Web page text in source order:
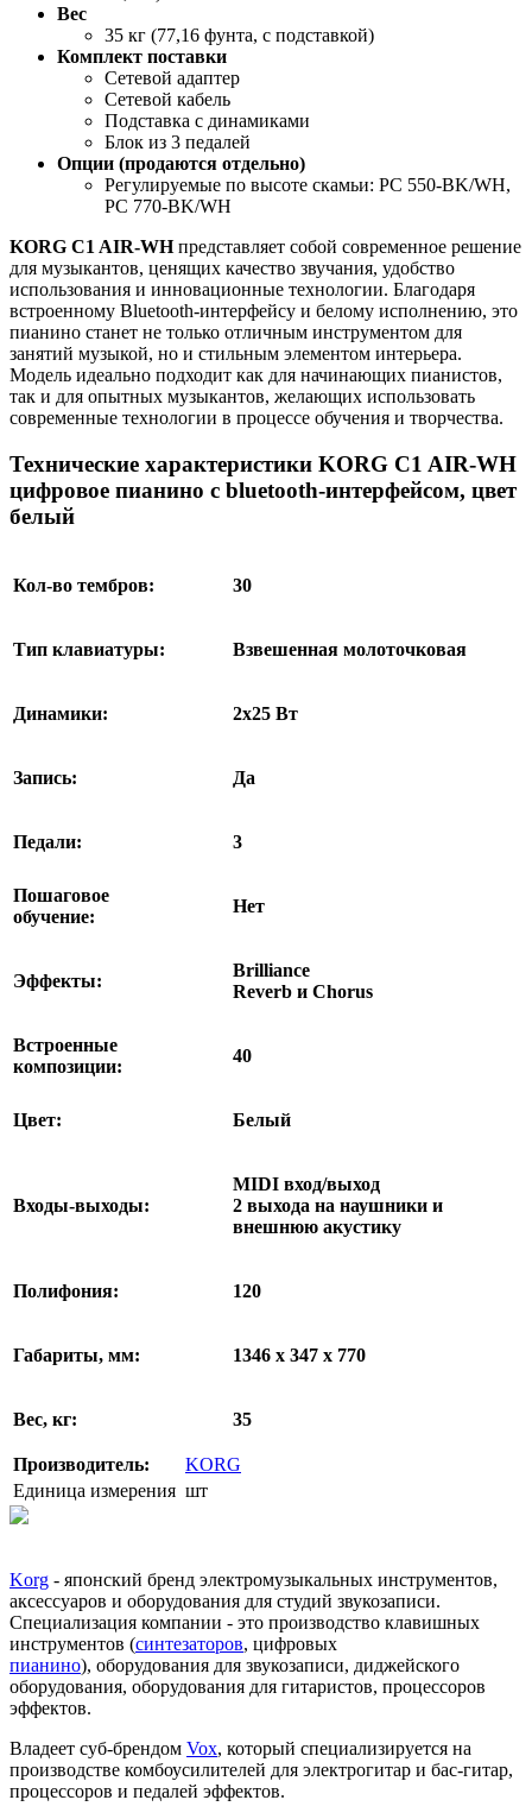
Вес
35 кг (77,16 фунта, с подставкой)
Комплект поставки
Сетевой адаптер
Сетевой кабель
Подставка с динамиками
Блок из 3 педалей
Опции (продаются отдельно)
Регулируемые по высоте скамьи: PC 550-BK/WH,
PC 770-BK/WH
KORG C1 AIR-WHпредставляет собой современное решение
для музыкантов, ценящих качество звучания, удобство
использования и инновационные технологии. Благодаря
встроенному Bluetooth-интерфейсу и белому исполнению, это
пианино станет не только отличным инструментом для
занятий музыкой, но и стильным элементом интерьера.
Модель идеально подходит как для начинающих пианистов,
так и для опытных музыкантов, желающих использовать
современные технологии в процессе обучения и творчества.
Технические характеристики KORG C1 AIR-WH
цифровое пианино c bluetooth-интерфейсом, цвет
белый
Кол-во тембров: 30
Тип клавиатуры: Взвешенная молоточковая
Динамики: 2х25 Вт
Запись: Да
Педали: 3
Пошаговое
обучение:
Нет
Эффекты:
Brilliance
Reverb и Chorus
Встроенные
композиции:
40
Цвет: Белый
Входы-выходы:
MIDI вход/выход
2 выхода на наушники и
внешнюю акустику
Полифония: 120
Габариты, мм: 1346 х 347 х 770
Вес, кг: 35
Производитель:
KORG
Единица измерения шт
Korg - японский бренд электромузыкальных инструментов,
аксессуаров и оборудования для студий звукозаписи.
Специализация компании - это производство клавишных
инструментов (синтезаторов, цифровых
пианино), оборудования для звукозаписи, диджейского
оборудования, оборудования для гитаристов, процессоров
эффектов.
Владеет суб-брендом Vox, который специализируется на
производстве комбоусилителей для электрогитар и бас-гитар,
процессоров и педалей эффектов.